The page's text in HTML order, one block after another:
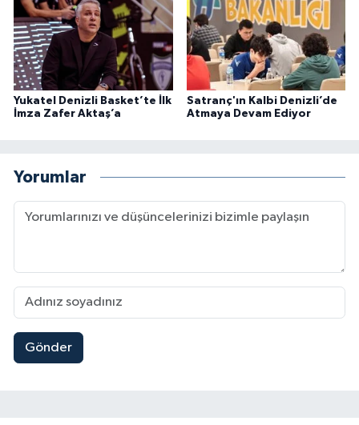
Yukatel Denizli Basket’te İlk
İmza Zafer Aktaş’a
Satranç'ın Kalbi Denizli’de
Atmaya Devam Ediyor
Yorumlar
Gönder